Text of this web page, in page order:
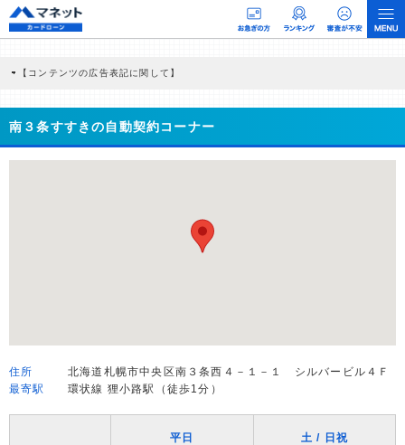
【コンテンツの広告表記に関して】
商品を根拠なくPRするものではなく、当編集部の調査／ユーザーへの口コミ収集な
どに基づき、公平性を担保した情報提供を行っています。
>提携企業一覧
南３条すすきの自動契約コーナー
住所
北海道札幌市中央区南３条西４－１－１ シルバービル４Ｆ
最寄駅
環状線 狸小路駅（徒歩1分）
平日 土 / 日祝